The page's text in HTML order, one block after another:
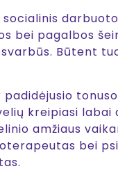
bei pagalbos
Būtent
kreipiasi labai
amžiaus
bei